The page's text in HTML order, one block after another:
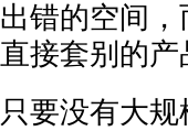
出错的空间
直接套别的产
只要没有大